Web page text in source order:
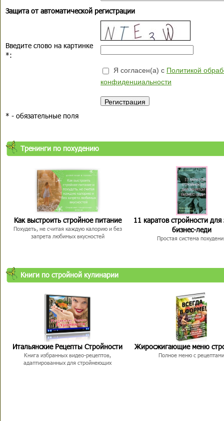
Защита от автоматической регистрации
Введите слово на картинке
*:
Я согласен(а) с Политикой
конфиденциальности
* - обязательные поля
Тренинги по похудению
Как выстроить стройное питание
Похудеть, не считая каждую калорию и без
запрета любимых вкусностей
11 каратов стройности для
бизнес-леди
Простая система
Книги по стройной кулинарии
Итальянские Рецепты Стройности
Книга избранных видео-рецептов,
адаптированных для стройнеющих
Жиросжигающие меню
Полное меню с рецептами